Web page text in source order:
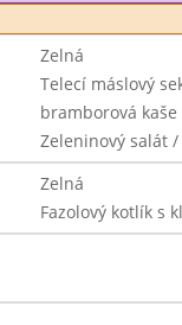
Zelná
Telecí máslový
bramborová kaše
Zeleninový salát
Zelná
Fazolový kotlík s